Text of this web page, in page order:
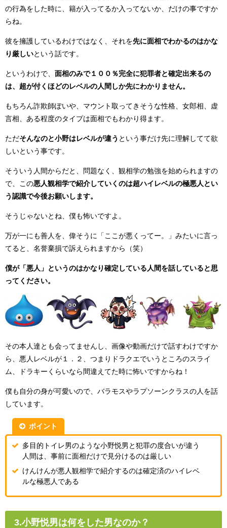
の行為をした時に、籍が入ってるか入ってないか、だけの事ですか
らね。
彼を擁護しているわけではなく、それを先に面相でわかるのはかな
り厳しいという話です。
というわけで、 面相のみで１００％完全に犯罪者と確定出来るの
は、超が付くほどのレベルの人間しか先にわかりません。
もちろん詐欺師ぽいや、マウント取ってきそうな性格、女郎相、虚
言相、ある程度のタイプは面相でもわかり得ます。
ただそんなのと小野はレベルが違う という事だけ先に理解してて欲
しいという事です。
そういう人間からだと、問題なく、観相学の勉強を始められますの
で、この悪人観相学で紹介していくのは超ハイレベルの極悪人とい
う認識で今後お願いします。
そうじゃないとね、僕も怖いですよ。
万が一にも善人を、偉そうに「ここが悪くってー。」みたいに言っ
てると、名誉棄損で訴えられますから（笑）
僕が「悪人」というのはかなり確定している人間を話していると思
ってください。
その本人達とも会ってませんし、画像や動画だけで話すわけですか
ら、悪人レベルが１．２、つまりドラクエでいうところのスライ
ム、ドラキーくらいなら間違えてた時に怖いですからね！
僕も自分の身が可愛いので、バラモスやラプソーンクラスの人を話
しています。
ポイント
多目的トイレ男のような小野悦男と犯罪の度合いが違う
人間は、事前に面相だけで見分けるのは厳しい
けんけんが悪人観相学で紹介するのは確定済のハイレベ
ルな極悪人である
3.小野悦男は何をした男なのか？